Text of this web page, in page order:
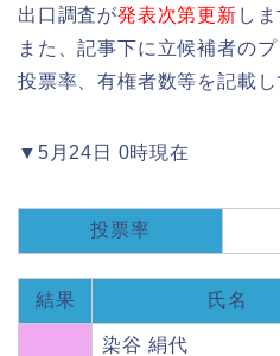
出口調査が発表次第更新 しま
また、記事下に立候補者のプ
投票率、有権者数等を記載し
▼5月24日 0時現在
投票率
結果 氏名
染谷 絹代